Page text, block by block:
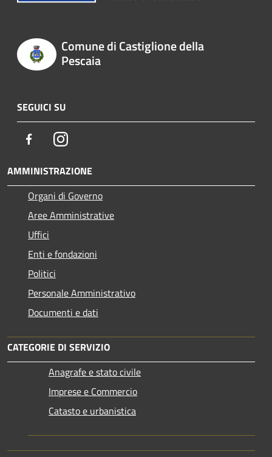
Comune di Castiglione della
Pescaia
SEGUICI SU
FacebookInstagram
AMMINISTRAZIONE
Organi di Governo
Aree Amministrative
Uffici
Enti e fondazioni
Politici
Personale Amministrativo
Documenti e dati
CATEGORIE DI SERVIZIO
Anagrafe e stato civile
Imprese e Commercio
Catasto e urbanistica